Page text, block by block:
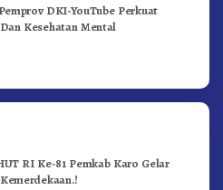
DKI-YouTube Perkuat
Kesehatan Mental
RI Ke-81 Pemkab Karo Gelar